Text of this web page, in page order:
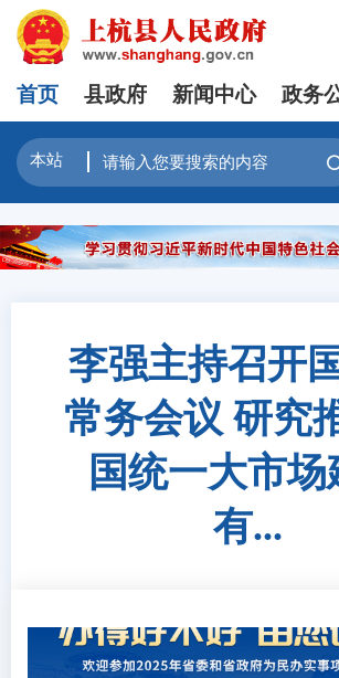
首页 县政府 新闻中心 政务
李强主持召开
常务会议 研究
国统一大市场
有...